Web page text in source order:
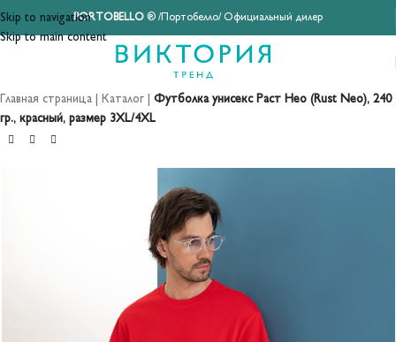
Skip to navigation
Skip to main content
PORTOBELLO® /Портобелло/ Официальный дилер
Главная страница Каталог
Футболка унисекс Раст Нео (Rust Neo), 240
гр., красный, размер 3XL/4XL